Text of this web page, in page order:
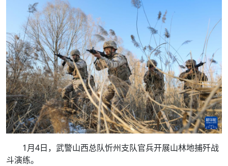
1月4日，武警山西总队忻州支队官兵开展山林地捕歼战
斗演练。